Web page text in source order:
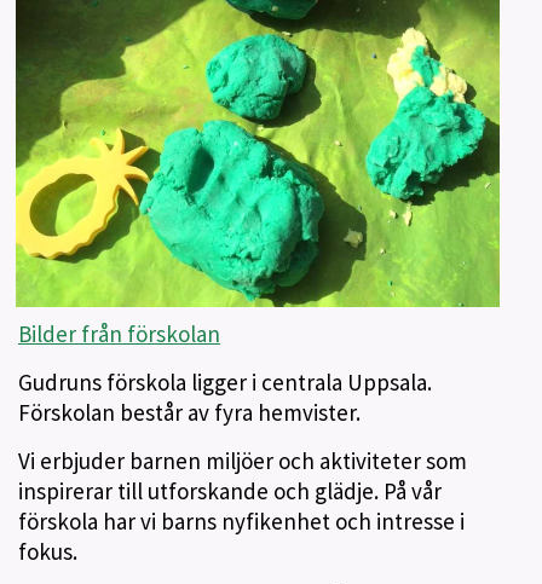
Bilder från förskolan
Gudruns förskola ligger i centrala Uppsala.
Förskolan består av fyra hemvister.
Vi erbjuder barnen miljöer och aktiviteter som
inspirerar till utforskande och glädje. På vår
förskola har vi barns nyfikenhet och intresse i
fokus.